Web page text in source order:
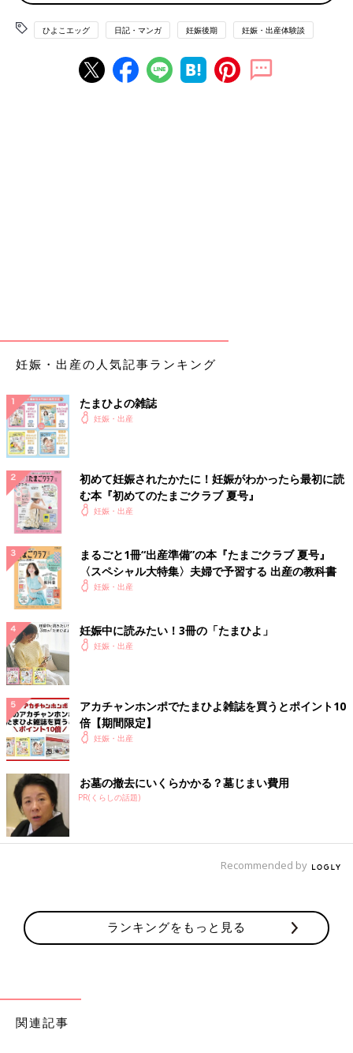
わたしの通っていた産婦人科の先生は、とても寡黙な人です。
そっけない感じで返されたり、
段々と不満が溜まってきて、夫に
「先生ちょっと冷たくない？相談もしづらいし、このままこの病
ひよこエッグ 日記・マンガ 妊娠後期 妊娠・出産体験談
妊娠・出産の人気記事ランキング
たまひよの雑誌
妊娠・出産
初めて妊娠されたかたに！妊娠がわかったら最初に読
む本『初めてのたまごクラブ 夏号』
妊娠・出産
まるごと1冊“出産準備”の本『たまごクラブ 夏号』
〈スペシャル大特集〉夫婦で予習する 出産の教科書
妊娠・出産
妊娠中に読みたい！3冊の「たまひよ」
妊娠・出産
アカチャンホンポでたまひよ雑誌を買うとポイント10
倍【期間限定】
妊娠・出産
お墓の撤去にいくらかかる？墓じまい費用
PR(くらしの話題)
Recommended by
ランキングをもっと見る
関連記事